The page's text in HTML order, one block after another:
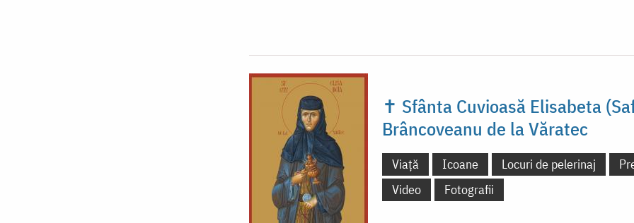
✝ Sfânta Cuvioasă Elisabeta
Brâncoveanu de la Văratec
Viață Icoane Locuri de pelerinaj
Video
Fotografii